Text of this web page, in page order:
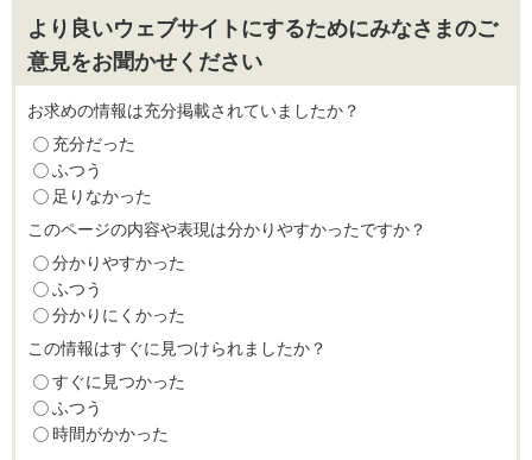
より良いウェブサイトにするためにみなさまのご
意見をお聞かせください
お求めの情報は充分掲載されていましたか？
充分だった
ふつう
足りなかった
このページの内容や表現は分かりやすかったですか？
分かりやすかった
ふつう
分かりにくかった
この情報はすぐに見つけられましたか？
すぐに見つかった
ふつう
時間がかかった